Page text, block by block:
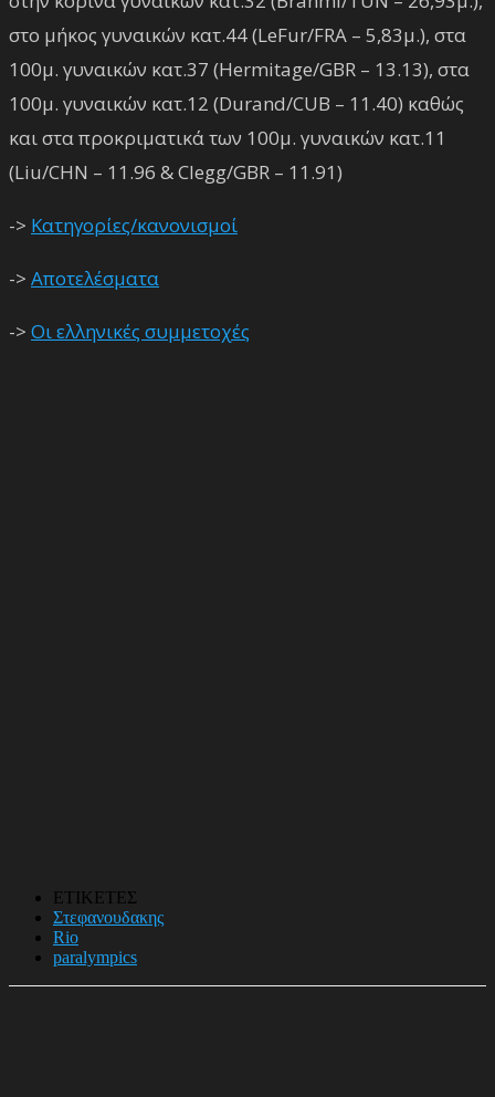
στο μήκος γυναικών κατ.44 (LeFur/FRA – 5,83μ.), στα
100μ. γυναικών κατ.37 (Hermitage/GBR – 13.13), στα
100μ. γυναικών κατ.12 (Durand/CUB – 11.40) καθώς
και στα προκριματικά των 100μ. γυναικών κατ.11
(Liu/CHN – 11.96 & Clegg/GBR – 11.91)
-> Κατηγορίες/κανονισμοί
-> Αποτελέσματα
-> Οι ελληνικές συμμετοχές
ΕΤΙΚΕΤΕΣ
Στεφανουδακης
Rio
paralympics